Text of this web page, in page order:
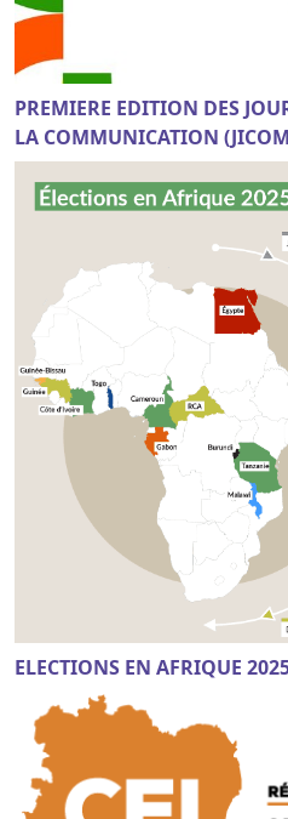
PREMIERE EDITION DES
LA COMMUNICATION
ELECTIONS EN AFRIQUE